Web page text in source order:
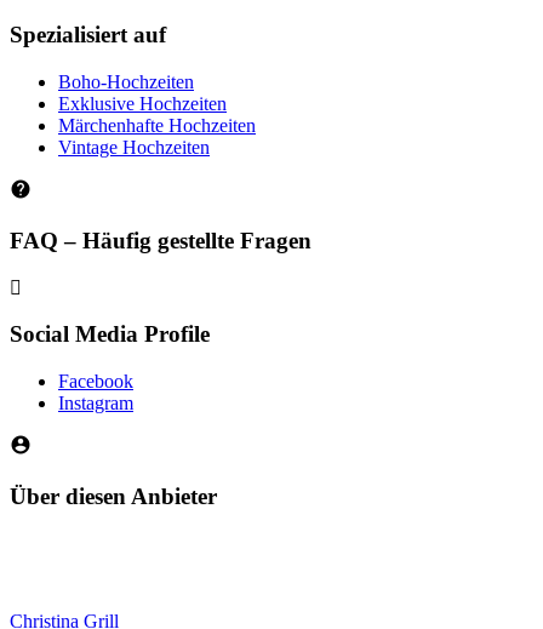
Spezialisiert auf
Boho-Hochzeiten
Exklusive Hochzeiten
Märchenhafte Hochzeiten
Vintage Hochzeiten
FAQ – Häufig gestellte Fragen
Social Media Profile
Facebook
Instagram
Über diesen Anbieter
Christina Grill